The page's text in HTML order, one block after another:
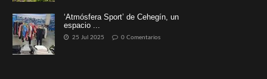
‘Atmósfera Sport’ de Cehegín, un
espacio ...
25 Jul 2025 0 Comentarios